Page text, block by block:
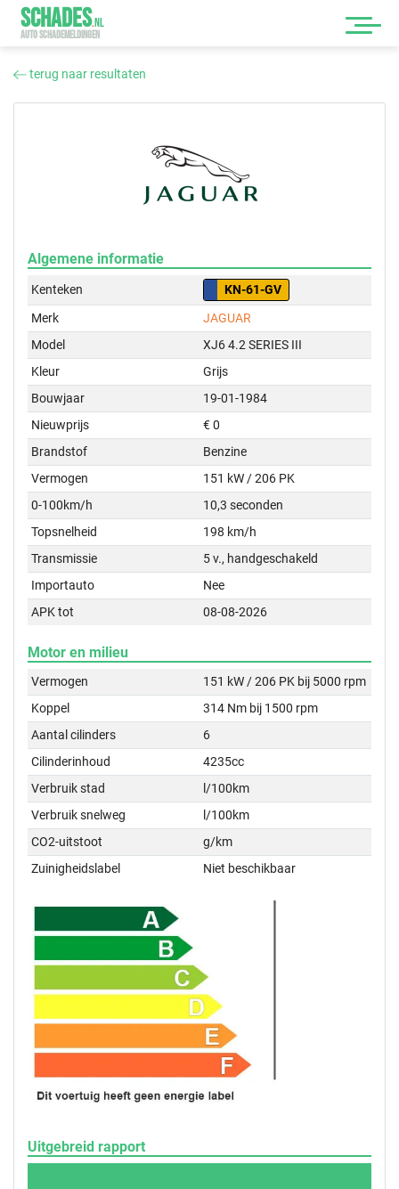
SCHADES.NL
AUTO SCHADEMELDINGEN
terug naar resultaten
Algemene informatie
Kenteken
KN-61-GV
Merk
JAGUAR
Model
XJ6 4.2 SERIES III
Kleur
Grijs
Bouwjaar
19-01-1984
Nieuwprijs
€ 0
Brandstof
Benzine
Vermogen
151 kW / 206 PK
0-100km/h
10,3 seconden
Topsnelheid
198 km/h
Transmissie
5 v., handgeschakeld
Importauto
Nee
APK tot
08-08-2026
Motor en milieu
Vermogen
151 kW / 206 PK bij 5000 rpm
Koppel
314 Nm bij 1500 rpm
Aantal cilinders
6
Cilinderinhoud
4235cc
Verbruik stad
l/100km
Verbruik snelweg
l/100km
CO2-uitstoot
g/km
Zuinigheidslabel
Niet beschikbaar
Uitgebreid rapport